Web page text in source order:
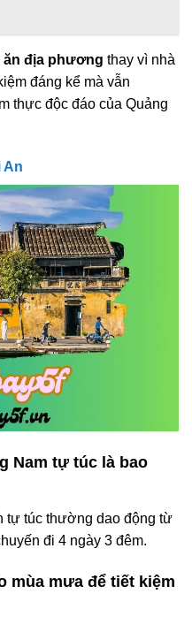
ăn địa phương thay vì nhà
đáng kể mà vẫn
thực độc đáo của Quảng
An
Nam tự túc là bao
tự túc thường dao động từ
đi 4 ngày 3 đêm.
mùa mưa để tiết kiệm